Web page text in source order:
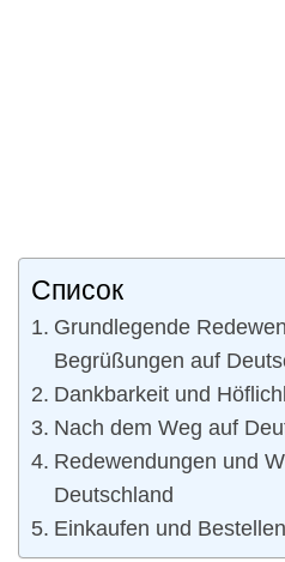
Список
Grundlegende
Begrüßungen auf
Dankbarkeit und
Nach dem Weg auf
Redewendungen und
Deutschland
Einkaufen und